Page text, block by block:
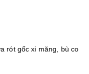
rót gốc xi măng, bù co